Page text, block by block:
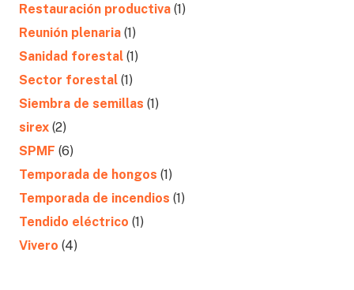
Restauración productiva (1)
Reunión plenaria (1)
Sanidad forestal (1)
Sector forestal (1)
Siembra de semillas (1)
sirex (2)
SPMF (6)
Temporada de hongos (1)
Temporada de incendios (1)
Tendido eléctrico (1)
Vivero (4)